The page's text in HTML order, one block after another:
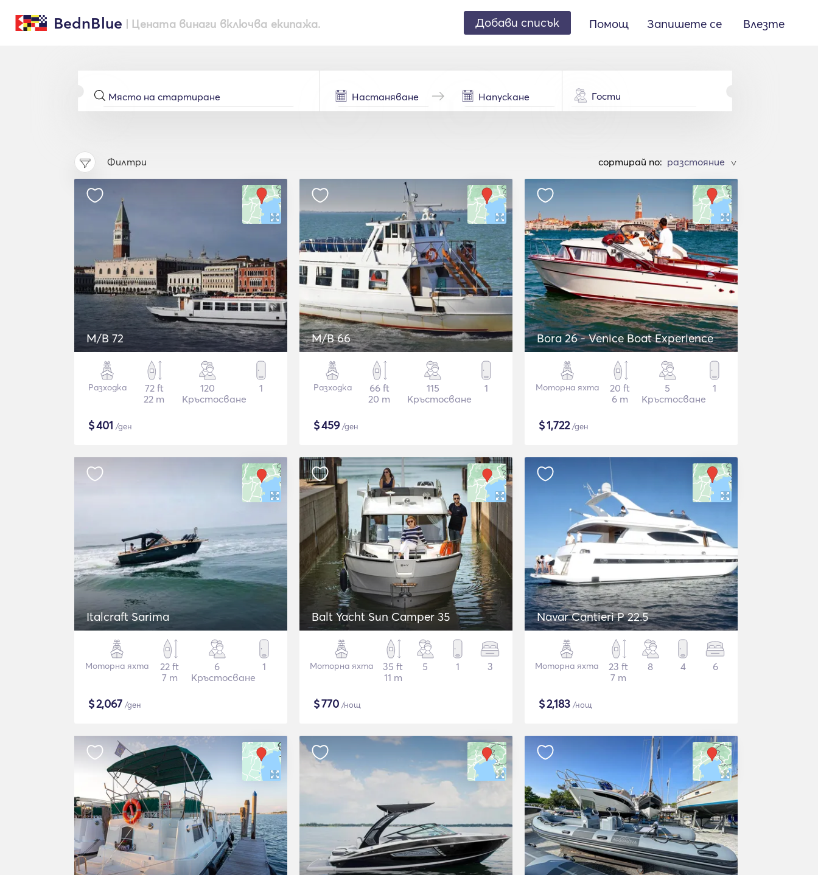
BednBlue | Цената винаги включва екипажа. Добави списък Помощ Запишете се Влезте
Гости
Филтри cортирай по: >
M/B 72
Разходка
72 ft
22 m
120
Кръстосване
1
$401 /ден
M/B 66
Разходка
66 ft
20 m
115
Кръстосване
1
$459/ден
Bora 26 - Venice Boat Experience
Моторна яхта
20 ft
6 m
5
Кръстосване
1
$1,722/ден
Italcraft Sarima
Моторна яхта
22 ft
7 m
6
Кръстосване
1
$2,067 /ден
Balt Yacht Sun Camper 35
Моторна яхта
35 ft
11 m
5 1 3
$770 /нощ
Navar Cantieri P 22.5
Моторна яхта
23 ft
7 m
8 4 6
$2,183 /нощ